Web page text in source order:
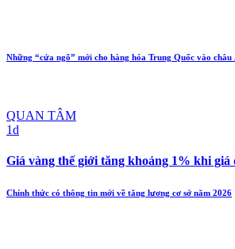
Những “cửa ngõ” mới cho hàng hóa Trung Quốc vào châu
QUAN TÂM
1d
Giá vàng thế giới tăng khoảng 1% khi giá
Chính thức có thông tin mới về tăng lương cơ sở năm 2026